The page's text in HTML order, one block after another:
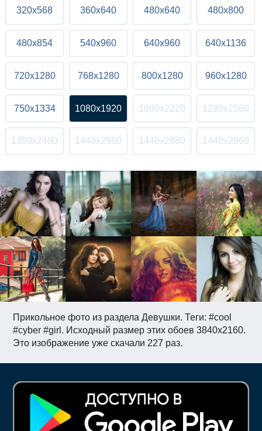
Прикольное фото из раздела Девушки. Теги: #cool
#cyber #girl. Исходный размер этих обоев 3840x2160.
Это изображение уже скачали 227 раз.
320x568 360x640 480x640 480x800
480x854 540x960 640x960 640x1136
720x1280 768x1280 800x1280 960x1280
750x1334 1080x1920 1080x2220 1280x2560
1350x2400 1440x2560 1440x2880 1440x2960